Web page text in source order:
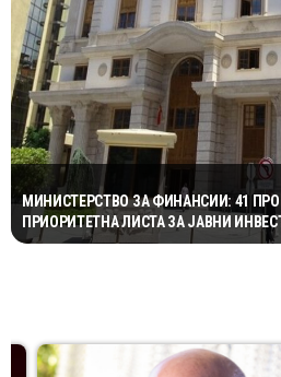
МИНИСТЕРСТВО ЗА ФИНАНСИИ: 41
ПРИОРИТЕТНА ЛИСТА ЗА ЈАВНИ
ПЛАНИРАЊЕТО НА КАПИТАЛНИТЕ